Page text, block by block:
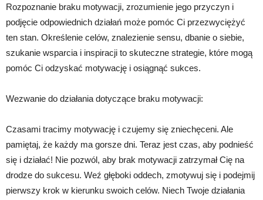
Rozpoznanie braku motywacji, zrozumienie jego przyczyn i
podjęcie odpowiednich działań może pomóc Ci przezwyciężyć
ten stan. Określenie celów, znalezienie sensu, dbanie o siebie,
szukanie wsparcia i inspiracji to skuteczne strategie, które mogą
pomóc Ci odzyskać motywację i osiągnąć sukces.
Wezwanie do działania dotyczące braku motywacji:
Czasami tracimy motywację i czujemy się zniechęceni. Ale
pamiętaj, że każdy ma gorsze dni. Teraz jest czas, aby podnieść
się i działać! Nie pozwól, aby brak motywacji zatrzymał Cię na
drodze do sukcesu. Weź głęboki oddech, zmotywuj się i podejmij
pierwszy krok w kierunku swoich celów. Niech Twoje działania